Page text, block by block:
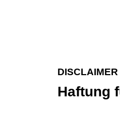
DISCLAIMER
Haftung